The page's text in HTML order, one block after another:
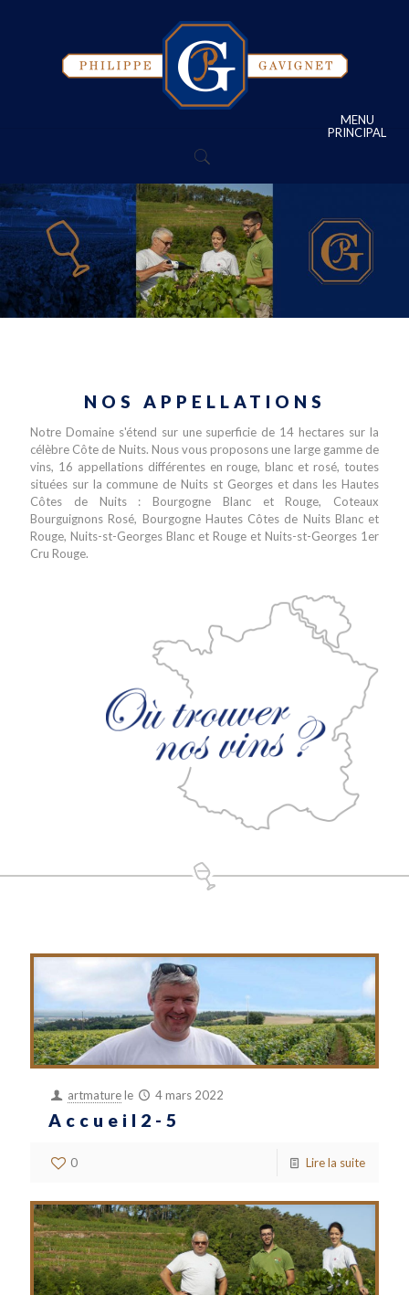
MENU
PRINCIPAL
NOS APPELLATIONS
Notre Domaine s'étend sur une superficie de 14 hectares sur la
célèbre Côte de Nuits. Nous vous proposons une large gamme de
vins, 16 appellations différentes en rouge, blanc et rosé, toutes
situées sur la commune de Nuits st Georges et dans les Hautes
Côtes de Nuits : Bourgogne Blanc et Rouge, Coteaux
Bourguignons Rosé, Bourgogne Hautes Côtes de Nuits Blanc et
Rouge, Nuits-st-Georges Blanc et Rouge et Nuits-st-Georges 1er
Cru Rouge.
artmaturele 4 mars 2022
Accueil2-5
0 Lire la suite